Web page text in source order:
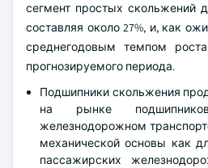
сегмент простых скольжений
составляя около 27%, и, как
среднегодовым темпом
прогнозируемого периода.
Подшипники скольжения
на рынке
железнодорожном
механической основы как
пассажирских